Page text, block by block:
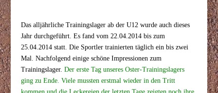
Das alljährliche Trainingslager ab der U12 wurde auch dieses
Jahr durchgeführt. Es fand vom 22.04.2014 bis zum
25.04.2014 statt. Die Sportler trainierten täglich ein bis zwei
Mal. Nachfolgend einige schöne Impressionen zum
Trainingslager. Der erste Tag unseres Oster-Trainingslagers
ging zu Ende. Viele mussten erstmal wieder in den Tritt